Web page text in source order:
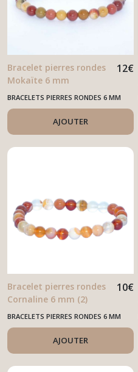
Bracelet pierres rondes
Mokaïte 6 mm
12€
BRACELETS PIERRES RONDES 6 MM
AJOUTER
Bracelet pierres rondes
Cornaline 6 mm (2)
10€
BRACELETS PIERRES RONDES 6 MM
AJOUTER